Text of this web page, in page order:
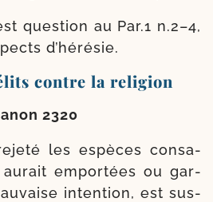
ques­tion au Par.1 n.2–4,
d’hérésie.
contre la religion
2320
les espèces consa­
empor­tées ou gar­
inten­tion, est sus­